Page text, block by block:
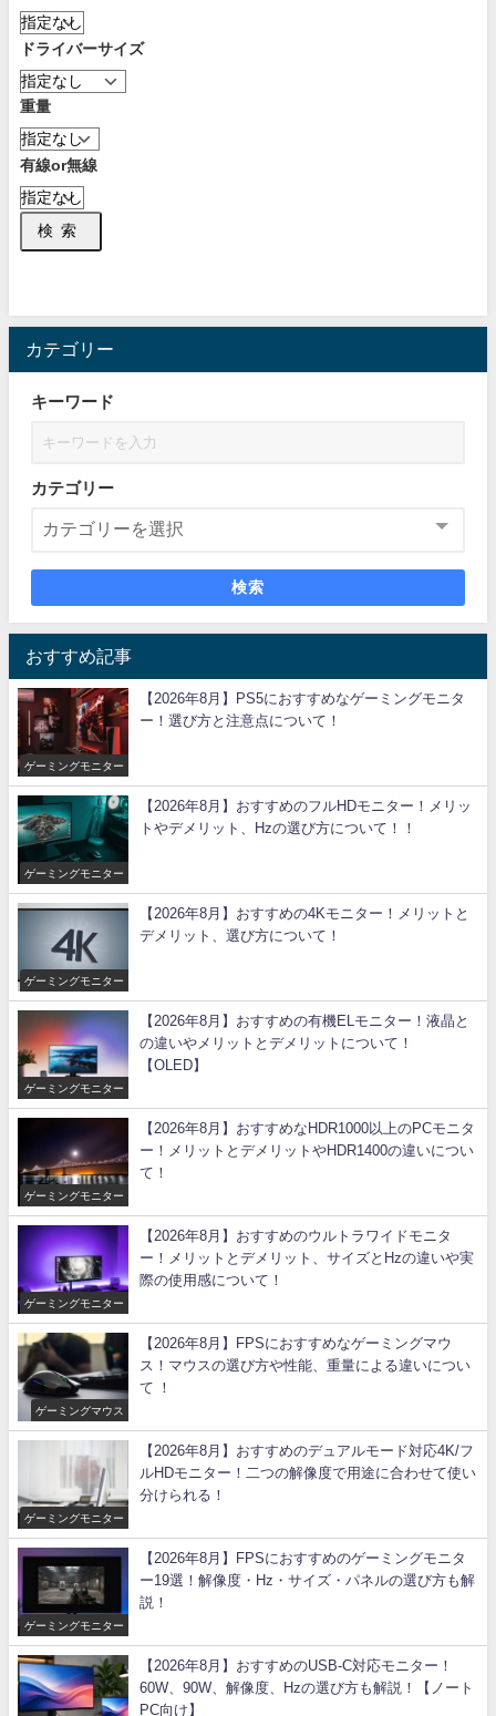
ドライバーサイズ
重量
有線or無線
検索
カテゴリー
キーワード
カテゴリー
検索
おすすめ記事
ゲーミングモニター
【2026年8月】PS5におすすめなゲーミングモニタ
ー！選び方と注意点について！
ゲーミングモニター
【2026年8月】おすすめのフルHDモニター！メリッ
トやデメリット、Hzの選び方について！！
ゲーミングモニター
【2026年8月】おすすめの4Kモニター！メリットと
デメリット、選び方について！
ゲーミングモニター
【2026年8月】おすすめの有機ELモニター！液晶と
の違いやメリットとデメリットについて！
【OLED】
ゲーミングモニター
【2026年8月】おすすめなHDR1000以上のPCモニタ
ー！メリットとデメリットやHDR1400の違いについ
て！
ゲーミングモニター
【2026年8月】おすすめのウルトラワイドモニタ
ー！メリットとデメリット、サイズとHzの違いや実
際の使用感について！
ゲーミングマウス
【2026年8月】FPSにおすすめなゲーミングマウ
ス！マウスの選び方や性能、重量による違いについ
て ！
ゲーミングモニター
【2026年8月】おすすめのデュアルモード対応4K/フ
ルHDモニター！二つの解像度で用途に合わせて使い
分けられる！
ゲーミングモニター
【2026年8月】FPSにおすすめのゲーミングモニタ
ー19選！解像度・Hz・サイズ・パネルの選び方も解
説！
【2026年8月】おすすめのUSB-C対応モニター！
60W、90W、解像度、Hzの選び方も解説！【ノート
PC向け】